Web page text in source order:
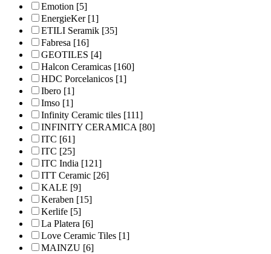
Emotion [5]
EnergieKer[1]
ETILI Seramik [35]
Fabresa [16]
GEOTILES [4]
Halcon Ceramicas [160]
HDC Porcelanicos [1]
Ibero [1]
Imso [1]
Infinity Ceramic tiles [111]
INFINITY CERAMICA[80]
ITC [61]
ITC [25]
ITC India [121]
ITT Ceramic [26]
KALE [9]
Keraben [15]
Kerlife [5]
La Platera [6]
Love Ceramic Tiles [1]
MAINZU [6]